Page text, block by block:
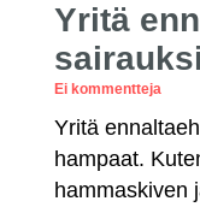
Yritä
Ei kommentteja
Yritä
hampaat.
hammaskiven